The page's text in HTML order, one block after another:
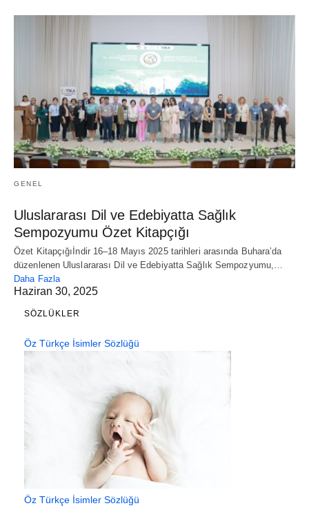
GENEL
Uluslararası Dil ve Edebiyatta Sağlık
Sempozyumu Özet Kitapçığı
Özet Kitapçığıİndir 16–18 Mayıs 2025 tarihleri arasında Buhara’da
düzenlenen Uluslararası Dil ve Edebiyatta Sağlık Sempozyumu,…
Daha Fazla
Haziran 30, 2025
SÖZLÜKLER
Öz Türkçe İsimler Sözlüğü
Öz Türkçe İsimler Sözlüğü